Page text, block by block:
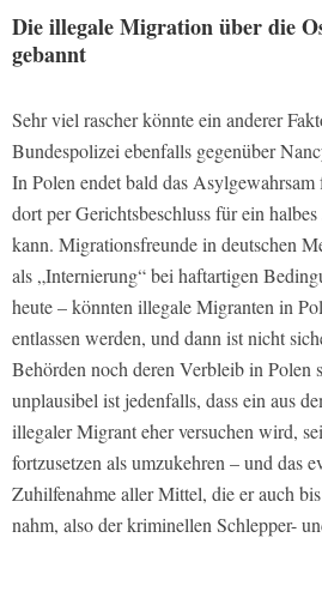
Die illegale Migration über die
gebannt
Sehr viel rascher könnte ein anderer
Bundespolizei ebenfalls gegenüber
In Polen endet bald das
dort per Gerichtsbeschluss für ein
kann. Migrationsfreunde in deutschen
als „Internierung“ bei haftartigen
heute – könnten illegale Migranten in
entlassen werden, und dann ist nicht
Behörden noch deren Verbleib in Polen
unplausibel ist jedenfalls, dass ein aus
illegaler Migrant eher versuchen wird,
fortzusetzen als umzukehren – und das
Zuhilfenahme aller Mittel, die er auch
nahm, also der kriminellen Schlepper-